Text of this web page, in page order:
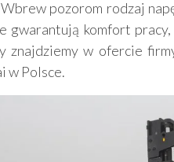
pozorom rodzaj
gwarantują komfort
znajdziemy w ofercie
w Polsce.